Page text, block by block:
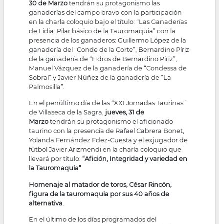
30 de Marzotendrán su protagonismo las
ganaderías del campo bravo con la participación
en la charla coloquio bajo el título: “Las Ganaderías
de Lidia. Pilar básico de la Tauromaquia” con la
presencia de los ganaderos: Guillermo López de la
ganadería del “Conde de la Corte”, Bernardino Píriz
de la ganadería de “Hdros de Bernardino Píriz”,
Manuel Vázquez de la ganadería de “Condessa de
Sobral” y Javier Núñez de la ganadería de “La
Palmosilla”.
En el penúltimo día de las “XXI Jornadas Taurinas”
de Villaseca de la Sagra, jueves, 31 de
Marzotendrán su protagonismo el aficionado
taurino con la presencia de Rafael Cabrera Bonet,
Yolanda Fernández Fdez-Cuesta y el exjugador de
fútbol Javier Arizmendi en la charla coloquio que
llevará por título:“Afición, Integridad y variedad en
la Tauromaquia”
Homenaje al matador de toros, César Rincón,
figura de la tauromaquia por sus 40 años de
alternativa
En el último de los días programados del